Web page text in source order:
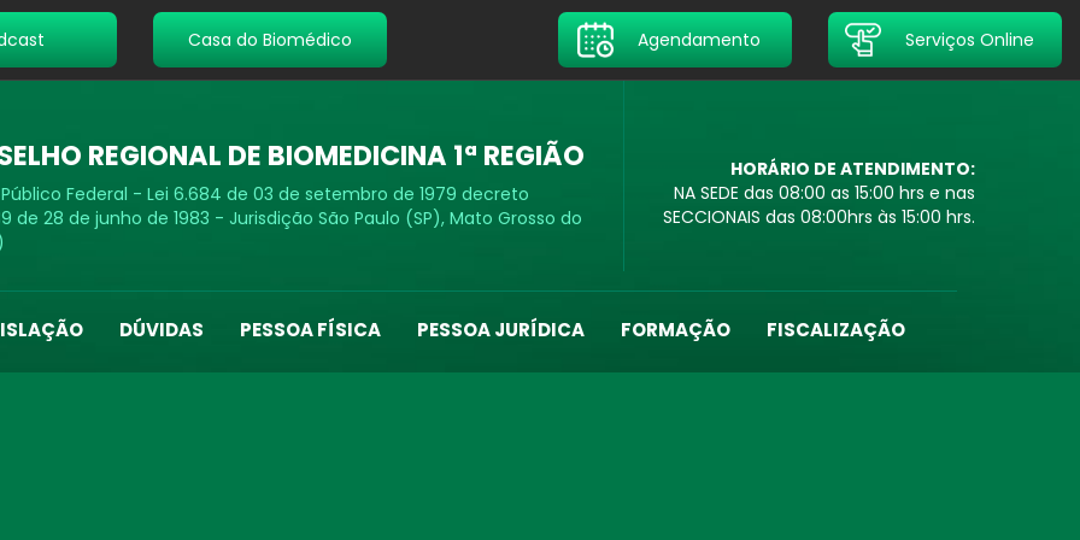
Casa do Biomédico Agendamento Serviços Online
REGIONAL DE BIOMEDICINA 1ª REGIÃO
Federal - Lei 6.684 de 03 de setembro de 1979 decreto
de 28 de junho de 1983 - Jurisdição São Paulo (SP), Mato Grosso do
HORÁRIO DE ATENDIMENTO:
NA SEDE das 08:00 as 15:00 hrs e nas
SECCIONAIS das 08:00hrs às 15:00 hrs.
DÚVIDAS PESSOA FÍSICA PESSOA JURÍDICA FORMAÇÃO FISCALIZAÇÃO